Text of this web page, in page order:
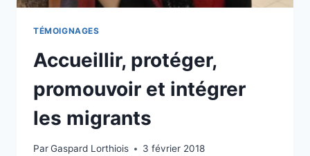
TÉMOIGNAGES
Accueillir, protéger,
promouvoir et intégrer
les migrants
ParGaspard Lorthiois 3 février 2018